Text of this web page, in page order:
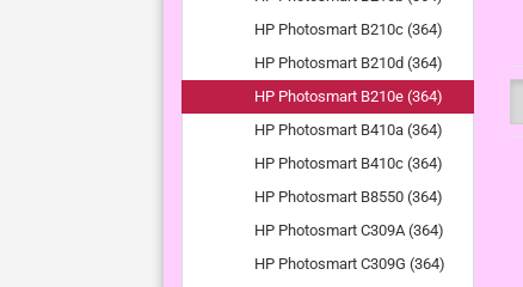
HP Photosmart B210c (364)
HP Photosmart B210d (364)
HP Photosmart B210e (364)
HP Photosmart B410a (364)
HP Photosmart B410c (364)
HP Photosmart B8550 (364)
HP Photosmart C309A (364)
HP Photosmart C309G (364)